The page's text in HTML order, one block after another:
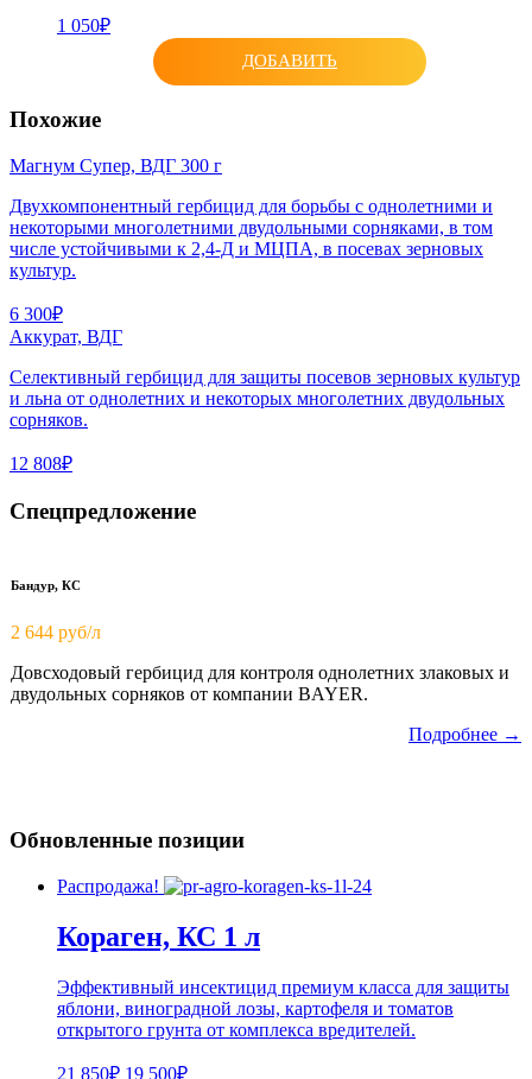
1 050₽
ДОБАВИТЬ
Похожие
Магнум Супер, ВДГ 300 г
Двухкомпонентный гербицид для борьбы с однолетними и
некоторыми многолетними двудольными сорняками, в том
числе устойчивыми к 2,4-Д и МЦПА, в посевах зерновых
культур.
6 300₽
Аккурат, ВДГ
Селективный гербицид для защиты посевов зерновых культур
и льна от однолетних и некоторых многолетних двудольных
сорняков.
12 808₽
Спецпредложение
Бандур, КС
2 644 руб/л
Довсходовый гербицид для контроля однолетних злаковых и
двудольных сорняков от компании BAYER.
Подробнее →
Обновленные позиции
Распродажа!
Кораген, КС 1 л
Эффективный инсектицид премиум класса для защиты
яблони, виноградной лозы, картофеля и томатов
открытого грунта от комплекса вредителей.
21 850₽ 19 500₽